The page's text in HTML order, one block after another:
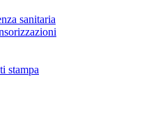
sanitaria
stampa